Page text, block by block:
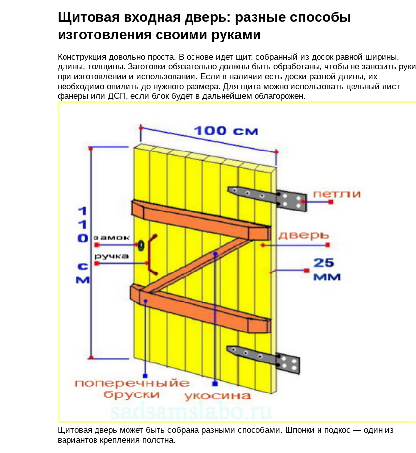
Щитовая входная дверь: разные способы
изготовления своими руками
Конструкция довольно проста. В основе идет щит, собранный из досок равной ширины,
длины, толщины. Заготовки обязательно должны быть обработаны, чтобы не занозить руки
при изготовлении и использовании. Если в наличии есть доски разной длины, их
необходимо опилить до нужного размера. Для щита можно использовать цельный лист
фанеры или ДСП, если блок будет в дальнейшем облагорожен.
Щитовая дверь может быть собрана разными способами. Шпонки и подкос — один из
вариантов крепления полотна.